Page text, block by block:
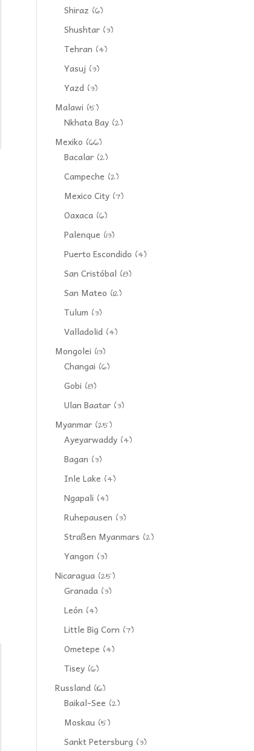
Shiraz (6)
Shushtar (3)
Tehran (4)
Yasuj (3)
Yazd (3)
Malawi (5)
Nkhata Bay (2)
Mexiko (66)
Bacalar (2)
Campeche (2)
Mexico City (7)
Oaxaca (6)
Palenque (13)
Puerto Escondido (4)
San Cristóbal (8)
San Mateo (12)
Tulum (3)
Valladolid (4)
Mongolei (13)
Changai (6)
Gobi (8)
Ulan Baatar (3)
Myanmar (25)
Ayeyarwaddy (4)
Bagan (3)
Inle Lake (4)
Ngapali (4)
Ruhepausen (3)
Straßen Myanmars (2)
Yangon (3)
Nicaragua (25)
Granada (3)
León (4)
Little Big Corn (7)
Ometepe (4)
Tisey (6)
Russland (16)
Baikal-See (2)
Moskau (5)
Sankt Petersburg (3)